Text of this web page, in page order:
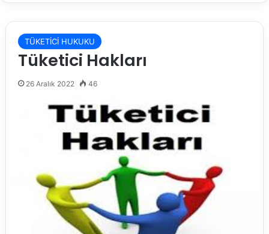
TÜKETİCİ HUKUKU
Tüketici Hakları
26 Aralık 2022 46